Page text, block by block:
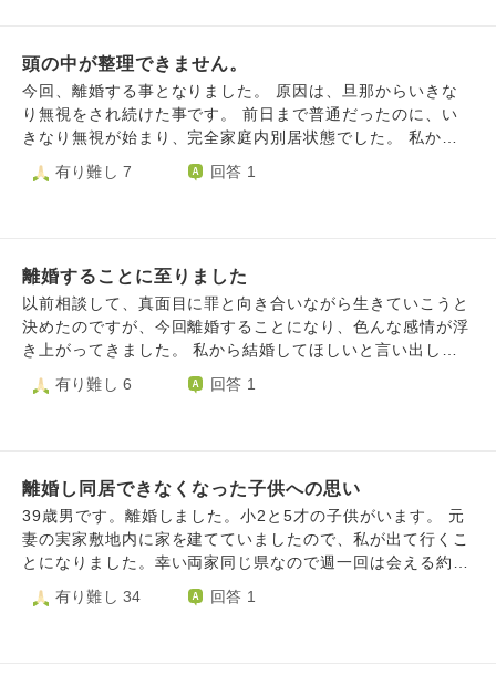
なくなっていきました。何度か話し合い、もう愛せない、戻
れない、女として見れない…心に突き刺さるような言葉を並
べられたときには頭が真っ白になりました。それでも、私が
また好きになってもらえるように頑張って尽くすからこれか
た。受け入れるとは言えないと言われながらどうにか過ごし
事に一人でこなしてきました。段々自分自身がやつれていき
壊れてしまいそうでした。旦那さんも子供のことすら見えな
くなっていてこれでいいのか…と悩む毎日でした。自分の思
いだけでいるのは子供のためにもならないと思い私から離婚
を決意しました。離婚を決めた途端旦那さんは豹変し私に対
して憎しみまみれになっていました。尽くすと言ったなら最
伝えました。私のことは感情もなく嫌いしかないと言われて
しまいました。子供と復縁の希望を持つのはだめでしょう
か？
す。 別居はすることになるのですが… 養育費も払うつもり
であくまで妻は前向きに考えているそうですが、 私はそう
は考えられません。 「結局自分の都合を優先して離婚＋別
居という選択肢を取ったのは自己中心的過ぎるのではない
のか」「離婚協議書を協力して作っているが妻のバックに弁
私は親権を持つ側として子どもの人生のためにすべてを捧げ
る覚悟です。 ただ「今後への不安」「妻への不信と失望」
「仕事、家事、育児」「離婚による周囲の見方への不安」で
ここ数か月追われており、心身共に疲弊しています。 特に
とが出来ません。 どう気持ちを切り替えていけばいいので
す。 アドバイスをお願いいたします。
頭の中が整理できません。
今回、離婚する事となりました。 原因は、旦那からいきな
り無視をされ続けた事です。 前日まで普通だったのに、い
きなり無視が始まり、完全家庭内別居状態でした。 私から
１度だけ、なぜ無視するのか聞いたのですがはぐらかされま
した。 休日前になると仕事から帰ったら逃げるようにどこ
出て眠れない、食べれない、体中が痛い。 そして何が原因
だろうと、子供もいるのにこんな環境を作り上げる人と一緒
にやっていけないと感じました。 そしてもう、我慢の限界
を超えてしまい、離婚という結論に辿り着きました。 結果
すが、もうそんな感じなら一緒にやっていけないね、という
して旦那は、遠方だしもう子供とは会わない。 養育費も払
わない。 連絡も取らない。 と言っていますが 子供とは仲良
かったので、毎日すごく辛そうです。 はじめて泣く姿も見
ました。 私は、遠くても年に１回くらいは会うとか写真、
か理解できず。 ちなみに旦那はバツイチで前妻との間にも
有り難し 7 回答 1
離婚することに至りました
以前相談して、真面目に罪と向き合いながら生きていこうと
決めたのですが、今回離婚することになり、色んな感情が浮
き上がってきました。 私から結婚してほしいと言い出した
のにも関わらず、セックスレスで、相手を拒むようになり、
度重なる浮気をしていました。 でも主人しかやっぱりいな
つも冷たい態度でした。 自分がこんなにも意地悪になれる
のかと驚いていると同時に、そんな自分に嫌気がさしていま
した。 私は長年、自分のことが大嫌いでした。 そんな私
に、ある人が、自分が心地いいと思うことにしたがって行っ
とも愛してあげられない。 私は主人に辛くあたる自分を愛
有り難し 6 回答 1
離婚し同居できなくなった子供への思い
39歳男です。離婚しました。小2と5才の子供がいます。 元
妻の実家敷地内に家を建てていましたので、私が出て行くこ
とになりました。幸い両家同じ県なので週一回は会える約束
になっています。 ただ、この8年間、子供と家族のために、
精一杯生きてきました。家族が自分を変えてくれました。毎
有り難し 34 回答 1